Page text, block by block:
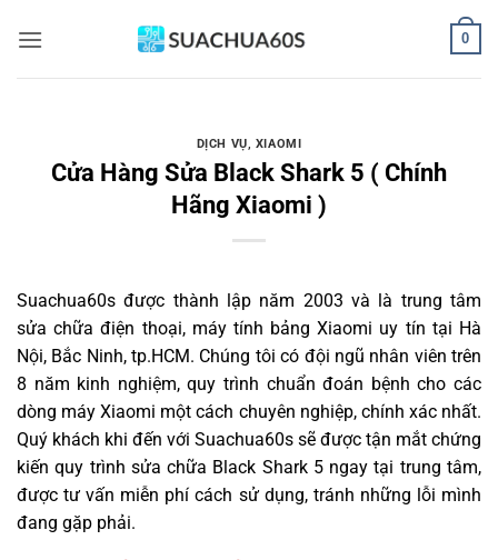
qua
0
DỊCH VỤ, XIAOMI
Cửa Hàng Sửa Black Shark 5 ( Chính
Hãng Xiaomi )
Suachua60s được thành lập năm 2003 và là trung tâm
sửa chữa điện thoại, máy tính bảng Xiaomi uy tín tại Hà
Nội, Bắc Ninh, tp.HCM. Chúng tôi có đội ngũ nhân viên trên
8 năm kinh nghiệm, quy trình chuẩn đoán bệnh cho các
dòng máy Xiaomi một cách chuyên nghiệp, chính xác nhất.
Quý khách khi đến với Suachua60s sẽ được tận mắt chứng
kiến quy trình sửa chữa Black Shark 5 ngay tại trung tâm,
được tư vấn miễn phí cách sử dụng, tránh những lỗi mình
đang gặp phải.